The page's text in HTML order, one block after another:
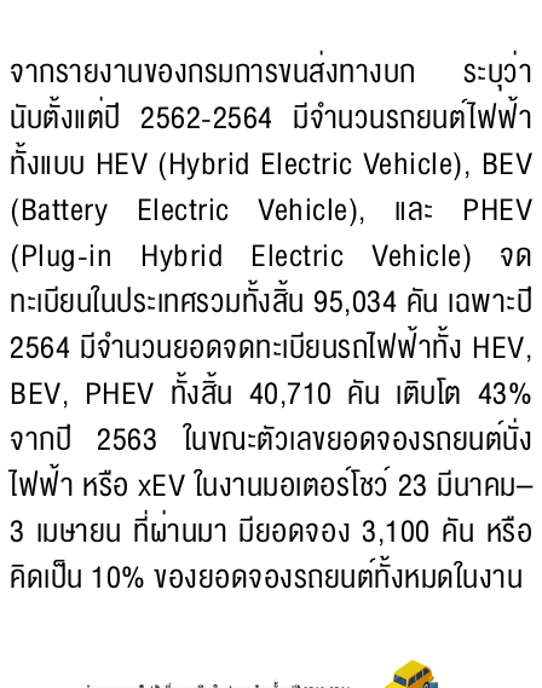
จากรายงานของกรมการขนส่งทางบก ระบุว่า
นับตั้งแต่ปี 2562-2564 มีจำนวนรถยนต์ไฟฟ้า
ทั้งแบบ HEV (Hybrid Electric Vehicle), BEV
(Battery Electric Vehicle), และ PHEV
(Plug-in Hybrid Electric Vehicle) จด
ทะเบียนในประเทศรวมทั้งสิ้น 95,034 คัน เฉพาะปี
2564 มีจำนวนยอดจดทะเบียนรถไฟฟ้าทั้ง HEV,
BEV, PHEV ทั้งสิ้น 40,710 คัน เติบโต 43%
จากปี 2563 ในขณะตัวเลขยอดจองรถยนต์นั่ง
ไฟฟ้า หรือ xEV ในงานมอเตอร์โชว์ 23 มีนาคม–
3 เมษายน ที่ผ่านมา มียอดจอง 3,100 คัน หรือ
คิดเป็น 10% ของยอดจองรถยนต์ทั้งหมดในงาน